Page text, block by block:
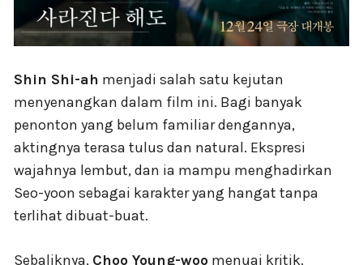
Shin Shi-ah menjadi salah satu kejutan
menyenangkan dalam film ini. Bagi banyak
penonton yang belum familiar dengannya,
aktingnya terasa tulus dan natural. Ekspresi
wajahnya lembut, dan ia mampu menghadirkan
Seo-yoon sebagai karakter yang hangat tanpa
terlihat dibuat-buat.
Sebaliknya, Choo Young-woo menuai kritik.